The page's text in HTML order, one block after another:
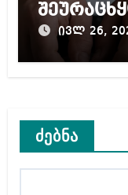
ივლ 26,
ძებნა